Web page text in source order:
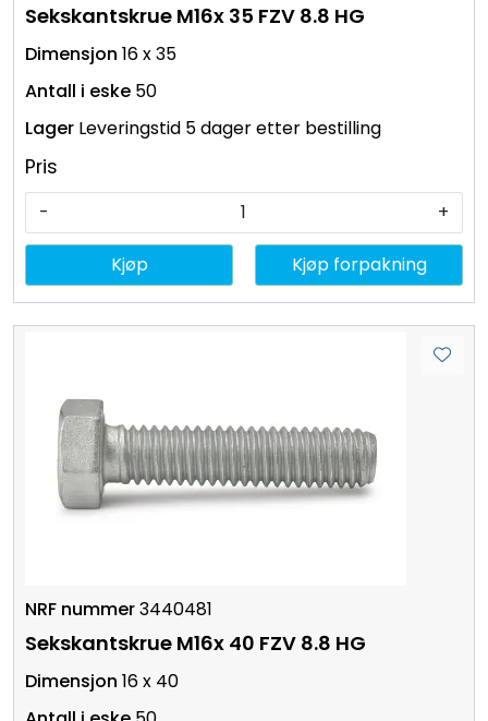
Sekskantskrue M16x 35 FZV 8.8 HG
16 x 35
50
Leveringstid 5 dager etter bestilling
Pris
- +
Kjøp Kjøp forpakning
3440481
Sekskantskrue M16x 40 FZV 8.8 HG
16 x 40